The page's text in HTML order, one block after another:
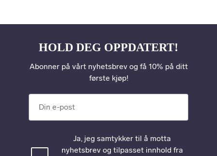
HOLD DEG OPPDATERT!
Abonner på vårt nyhetsbrev og få 10% på ditt
første kjøp!
Ja, jeg samtykker til å motta
nyhetsbrev og tilpasset innhold fra